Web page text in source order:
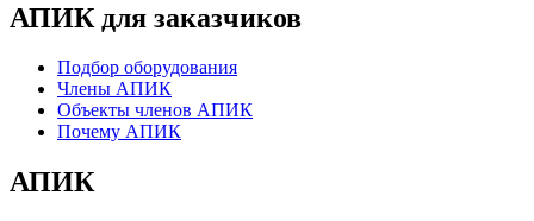
АПИК для заказчиков
Подбор оборудования
Члены АПИК
Объекты членов АПИК
Почему АПИК
АПИК